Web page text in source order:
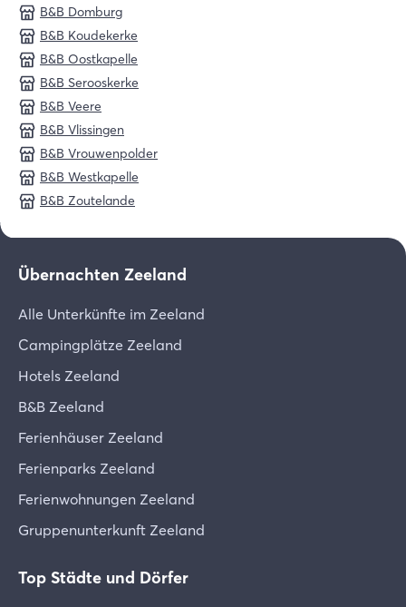
B&B Domburg
B&B Koudekerke
B&B Oostkapelle
B&B Serooskerke
B&B Veere
B&B Vlissingen
B&B Vrouwenpolder
B&B Westkapelle
B&B Zoutelande
Übernachten Zeeland
Alle Unterkünfte im Zeeland
Campingplätze Zeeland
Hotels Zeeland
B&B Zeeland
Ferienhäuser Zeeland
Ferienparks Zeeland
Ferienwohnungen Zeeland
Gruppenunterkunft Zeeland
Top Städte und Dörfer